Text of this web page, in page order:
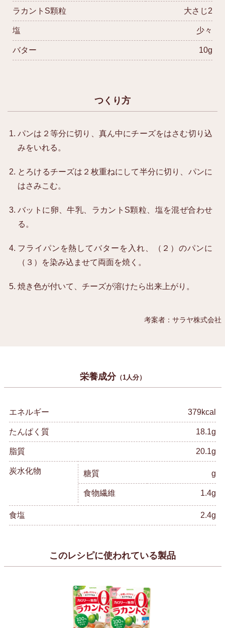
ラカントS顆粒 大さじ2
塩 少々
バター 10g
つくり方
パンは２等分に切り、真ん中にチーズをはさむ切り込
みをいれる。
とろけるチーズは２枚重ねにして半分に切り、パンに
はさみこむ。
バットに卵、牛乳、ラカントS顆粒、塩を混ぜ合わせ
る。
フライパンを熱してバターを入れ、（２）のパンに
（３）を染み込ませて両面を焼く。
焼き色が付いて、チーズが溶けたら出来上がり。
考案者：サラヤ株式会社
栄養成分（1人分）
エネルギー 379kcal
たんぱく質 18.1g
脂質 20.1g
炭水化物 糖質 g
食物繊維 1.4g
食塩 2.4g
このレシピに使われている製品